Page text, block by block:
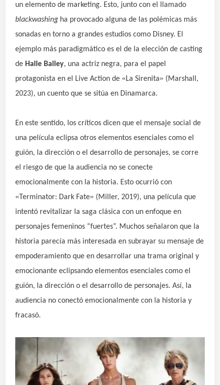
un elemento de marketing. Esto, junto con el llamado
blackwashing ha provocado alguna de las polémicas más
sonadas en torno a grandes estudios como Disney. El
ejemplo más paradigmático es el de la elección de casting
de Halle Bailey, una actriz negra, para el papel
protagonista en el Live Action de «La Sirenita» (Marshall,
2023), un cuento que se sitúa en Dinamarca.
En este sentido, los críticos dicen que el mensaje social de
una película eclipsa otros elementos esenciales como el
guión, la dirección o el desarrollo de personajes, se corre
el riesgo de que la audiencia no se conecte
emocionalmente con la historia. Esto ocurrió con
«Terminator: Dark Fate» (Miller, 2019), una película que
intentó revitalizar la saga clásica con un enfoque en
personajes femeninos “fuertes”. Muchos señalaron que la
historia parecía más interesada en subrayar su mensaje de
empoderamiento que en desarrollar una trama original y
emocionante eclipsando elementos esenciales como el
guión, la dirección o el desarrollo de personajes. Así, la
audiencia no conectó emocionalmente con la historia y
fracasó.